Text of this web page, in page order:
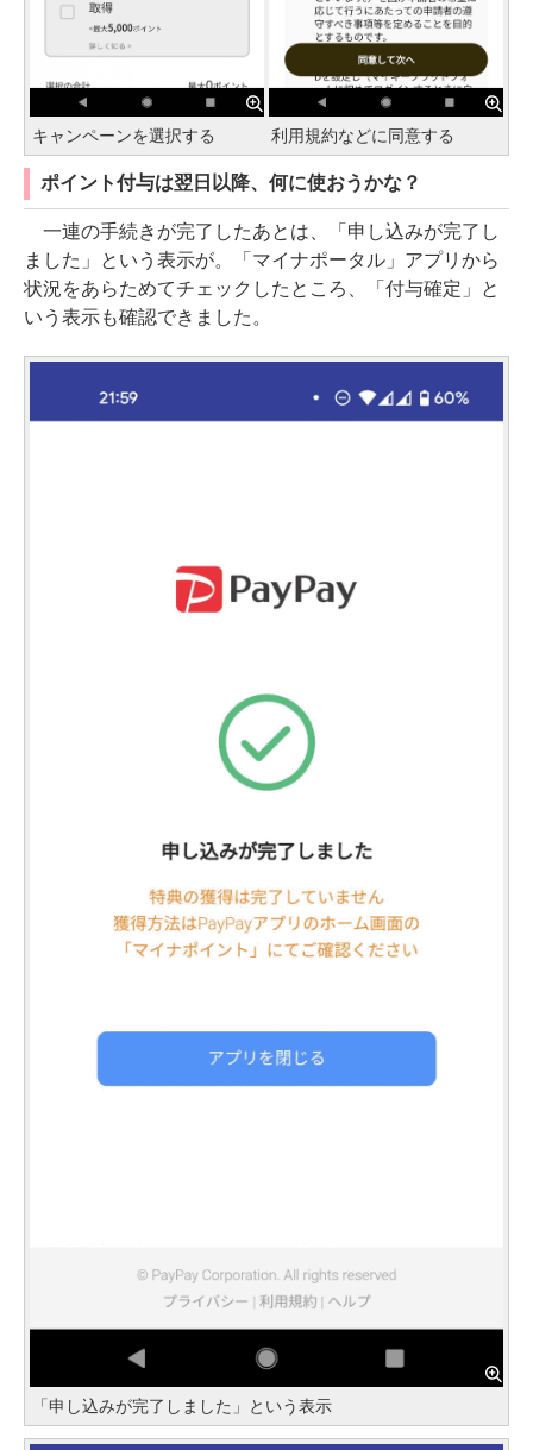
キャンペーンを選択する 利用規約などに同意する
ポイント付与は翌日以降、何に使おうかな？
一連の手続きが完了したあとは、「申し込みが完了し
ました」という表示が。「マイナポータル」アプリから
状況をあらためてチェックしたところ、「付与確定」と
いう表示も確認できました。
「申し込みが完了しました」という表示